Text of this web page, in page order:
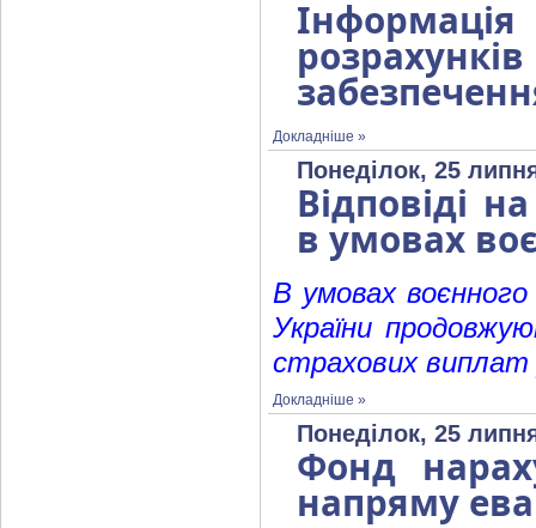
Докладніше »
Понеділок, 25
Відповіді
в умовах
В умовах
України
страхових виплат
Докладніше »
Понеділок, 25
Фонд
напряму